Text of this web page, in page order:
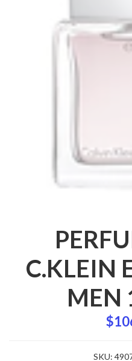
C.KLEIN
MEN
SKU: